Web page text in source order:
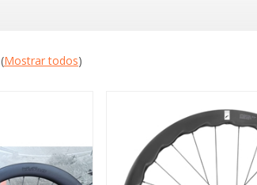
(Mostrar todos)